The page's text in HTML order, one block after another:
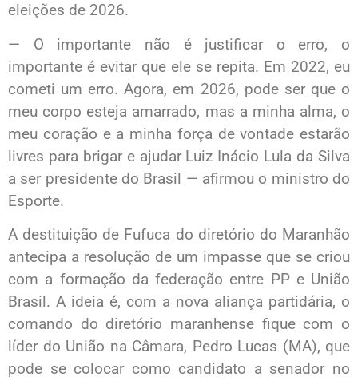
eleições de 2026.
— O importante não é justificar o erro, o
importante é evitar que ele se repita. Em 2022, eu
cometi um erro. Agora, em 2026, pode ser que o
meu corpo esteja amarrado, mas a minha alma, o
meu coração e a minha força de vontade estarão
livres para brigar e ajudar Luiz Inácio Lula da Silva
a ser presidente do Brasil — afirmou o ministro do
Esporte.
A destituição de Fufuca do diretório do Maranhão
antecipa a resolução de um impasse que se criou
com a formação da federação entre PP e União
Brasil. A ideia é, com a nova aliança partidária, o
comando do diretório maranhense fique com o
líder do União na Câmara, Pedro Lucas (MA), que
pode se colocar como candidato a senador no